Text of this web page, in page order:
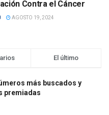
Contra el Cáncer
AGOSTO 19, 2024
El último
más buscados y
premiadas